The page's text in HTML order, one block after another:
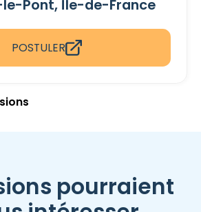
Pont, Île-de-France
POSTULER
pourraient